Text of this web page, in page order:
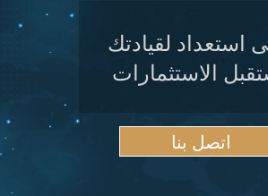
استعداد لقيادتك
الاستثمارات
اتصل بنا